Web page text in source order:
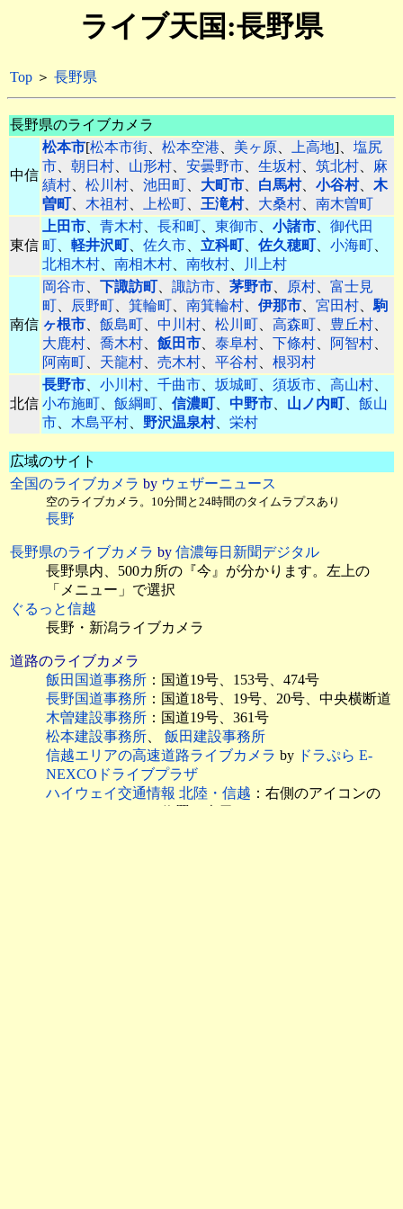
ライブ天国:長野県
Top ＞ 長野県
長野県のライブカメラ
中信
松本市[松本市街、 松本空港、 美ヶ原、 上高地]、 塩尻
市、 朝日村、 山形村、 安曇野市、 生坂村、 筑北村、 麻
績村、 松川村、 池田町、 大町市、 白馬村、 小谷村、 木
曽町、 木祖村、 上松町、 王滝村、 大桑村、 南木曽町
東信
上田市、 青木村、 長和町、 東御市、 小諸市、 御代田
町、 軽井沢町、 佐久市、 立科町、 佐久穂町、 小海町、
北相木村、 南相木村、 南牧村、 川上村
南信
岡谷市、 下諏訪町、 諏訪市、 茅野市、 原村、 富士見
町、 辰野町、 箕輪町、 南箕輪村、 伊那市、 宮田村、駒
ヶ根市、 飯島町、 中川村、 松川町、 高森町、 豊丘村、
大鹿村、 喬木村、 飯田市、 泰阜村、 下條村、 阿智村、
阿南町、 天龍村、 売木村、 平谷村、 根羽村
北信
長野市、 小川村、 千曲市、 坂城町、 須坂市、 高山村、
小布施町、 飯綱町、 信濃町、 中野市、 山ノ内町、 飯山
市、 木島平村、 野沢温泉村、 栄村
広域のサイト
全国のライブカメラ by ウェザーニュース
空のライブカメラ。10分間と24時間のタイムラプスあり
長野
長野県のライブカメラ by 信濃毎日新聞デジタル
長野県内、500カ所の『今』が分かります。左上の
「メニュー」で選択
ぐるっと信越
長野・新潟ライブカメラ
道路のライブカメラ
飯田国道事務所 ：国道19号、153号、474号
長野国道事務所 ：国道18号、19号、20号、中央横断道
木曽建設事務所 ：国道19号、361号
松本建設事務所、 飯田建設事務所
信越エリアの高速道路ライブカメラ by ドラぷら E-
NEXCOドライブプラザ
ハイウェイ交通情報 北陸・信越 ：右側のアイコンの